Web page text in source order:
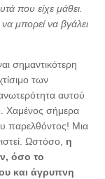
που είχε μάθει.
μπορεί να βγάλει
σημαντικότερη
των
αυτού
Χαμένος σήμερα
παρελθόντος! Μια
Ωστόσο, η
όσο το
και άγρυπνη